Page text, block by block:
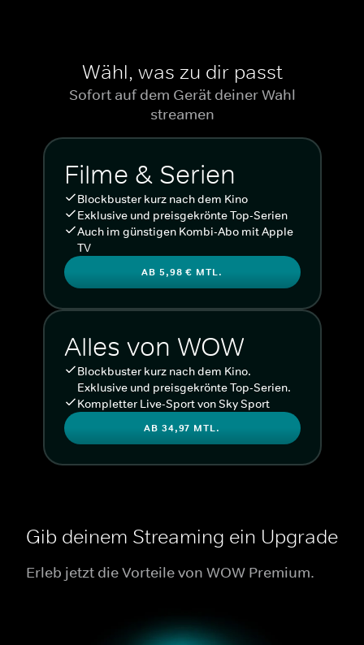
Wähl, was zu dir passt
Sofort auf dem Gerät deiner Wahl
streamen
Filme & Serien
Blockbuster kurz nach dem Kino
Exklusive und preisgekrönte Top-Serien
Auch im günstigen Kombi-Abo mit Apple
TV
AB 5,98 € MTL.
Alles von WOW
Blockbuster kurz nach dem Kino.
Exklusive und preisgekrönte Top-Serien.
Kompletter Live-Sport von Sky Sport
AB 34,97 MTL.
Gib deinem Streaming ein Upgrade
Erleb jetzt die Vorteile von WOW Premium.